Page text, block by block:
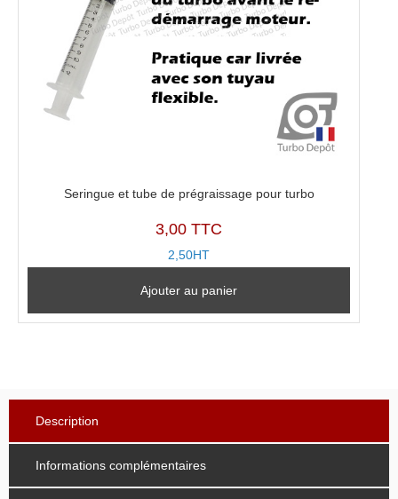
Seringue et tube de prégraissage pour turbo
3,00 TTC
2,50HT
Ajouter au panier
Description
Informations complémentaires